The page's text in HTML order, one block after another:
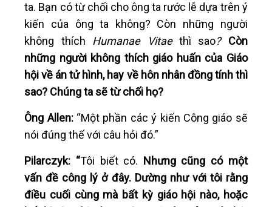
ta. Bạn có từ chối cho ông ta rước lễ dựa trên ý
kiến của ông ta không? Còn những người
không thích Humanae Vitae thì sao?
Còn
những người không thích giáo huấn của Giáo
hội về án tử hình, hay về hôn nhân đồng tính thì
sao? Chúng ta sẽ từ chối họ?
Ông Allen:“Một phần các ý kiến Công giáo sẽ
nói đúng thế với câu hỏi đó.”
Pilarczyk: “Tôi biết có. Nhưng cũng có một
vấn đề công lý ở đây. Dường như với tôi rằng
điều cuối cùng mà bất kỳ giáo hội nào, hoặc